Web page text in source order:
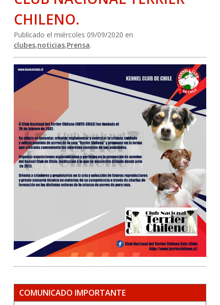
CHILENO.
Publicado el miércoles 09/09/2020 en
clubes,noticias,Prensa.
COMUNICADO IMPORTANTE